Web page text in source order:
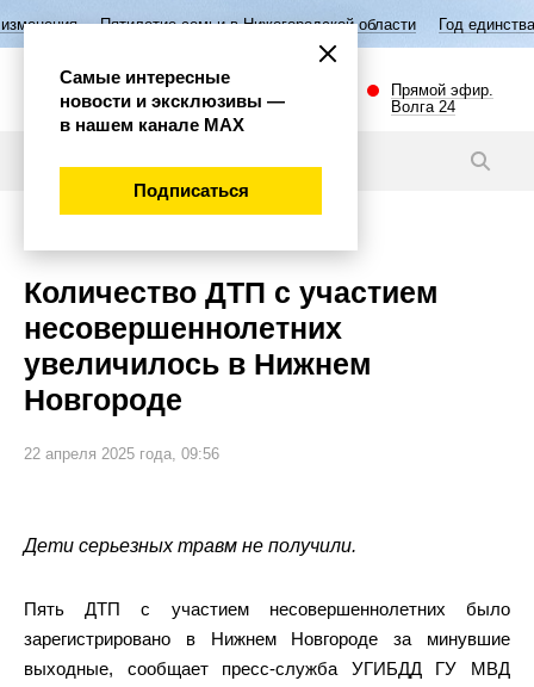
семьи в Нижегородской области Год единства народов России
Прямой эфир.
Волга 24
Количество ДТП с участием
несовершеннолетних
увеличилось в Нижнем
Новгороде
22 апреля 2025 года, 09:56
Дети серьезных травм не получили.
Пять ДТП с участием несовершеннолетних было
зарегистрировано в Нижнем Новгороде за минувшие
выходные, сообщает пресс-служба УГИБДД ГУ МВД
Самые интересные
новости и эксклюзивы —
в нашем канале МАХ
Подписаться